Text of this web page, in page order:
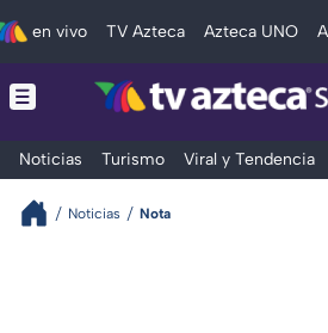
en vivo TV Azteca Azteca UNO
Noticias Turismo Viral y Tendencia
Noticias Nota